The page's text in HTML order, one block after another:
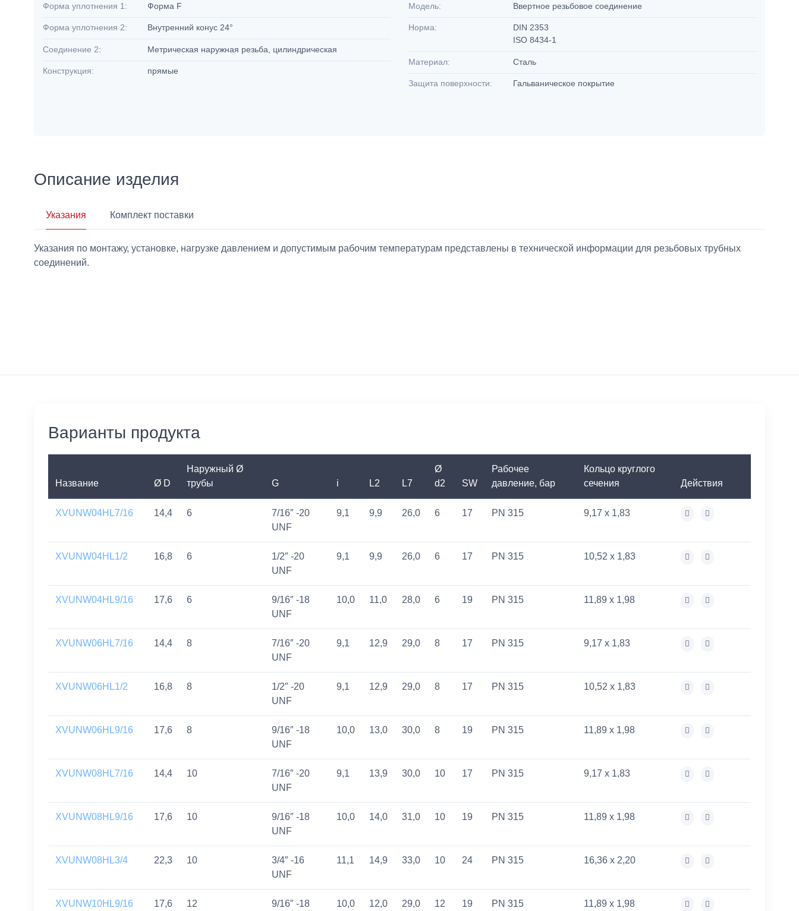
Форма уплотнения 1: Форма F
Форма уплотнения 2: Внутренний конус 24°
Соединение 2: Метрическая наружная резьба, цилиндрическая
Конструкция: прямые
Модель: Ввертное резьбовое соединение
Норма:
DIN 2353
ISO 8434-1
Материал: Сталь
Защита поверхности: Гальваническое покрытие
Описание изделия
Указания Комплект поставки
Указания по монтажу, установке, нагрузке давлением и допустимым рабочим температурам представлены в технической информации для резьбовых трубных
соединений.
Варианты продукта
Название Ø D
Наружный Ø
трубы
G i L2 L7
Ø
d2
SW
Рабочее
давление, бар
Кольцо круглого
сечения
Действия
XVUNW04HL7/16 14,4 6
7/16″ -20
UNF
9,1 9,9 26,0 6 17 PN 315 9,17 x 1,83
XVUNW04HL1/2 16,8 6
1/2″ -20
UNF
9,1 9,9 26,0 6 17 PN 315 10,52 x 1,83
XVUNW04HL9/16 17,6 6
9/16″ -18
UNF
10,0 11,0 28,0 6 19 PN 315 11,89 x 1,98
XVUNW06HL7/16 14,4 8
7/16″ -20
UNF
9,1 12,9 29,0 8 17 PN 315 9,17 x 1,83
XVUNW06HL1/2 16,8 8
1/2″ -20
UNF
9,1 12,9 29,0 8 17 PN 315 10,52 x 1,83
XVUNW06HL9/16 17,6 8
9/16″ -18
UNF
10,0 13,0 30,0 8 19 PN 315 11,89 x 1,98
XVUNW08HL7/16 14,4 10
7/16″ -20
UNF
9,1 13,9 30,0 10 17 PN 315 9,17 x 1,83
XVUNW08HL9/16 17,6 10
9/16″ -18
UNF
10,0 14,0 31,0 10 19 PN 315 11,89 x 1,98
XVUNW08HL3/4 22,3 10
3/4″ -16
UNF
11,1 14,9 33,0 10 24 PN 315 16,36 x 2,20
XVUNW10HL9/16 17,6 12 9/16″ -18 10,0 12,0 29,0 12 19 PN 315 11,89 x 1,98